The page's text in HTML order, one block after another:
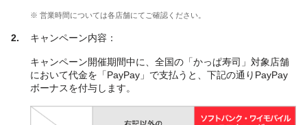
※ 営業時間については各店舗にてご確認ください。
キャンペーン内容：
キャンペーン開催期間中に、全国の「かっぱ寿司」対象店舗
において代金を「PayPay」で支払うと、下記の通りPayPay
ボーナスを付与します。